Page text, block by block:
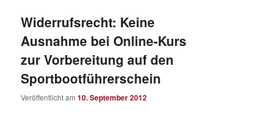
Widerrufsrecht: Keine
Ausnahme bei Online-Kurs
zur Vorbereitung auf den
Sportbootführerschein
Veröffentlicht am10. September 2012